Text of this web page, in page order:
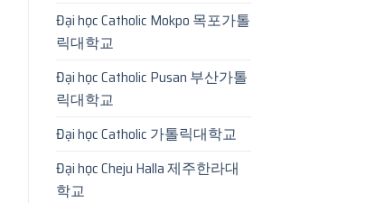
Đại học Catholic Mokpo 목포가톨
릭대학교
Đại học Catholic Pusan 부산가톨
릭대학교
Đại học Catholic 가톨릭대학교
Đại học Cheju Halla 제주한라대
학교